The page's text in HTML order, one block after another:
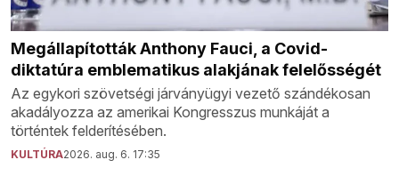
Megállapították Anthony Fauci, a Covid-
diktatúra emblematikus alakjának felelősségét
Az egykori szövetségi járványügyi vezető szándékosan
akadályozza az amerikai Kongresszus munkáját a
történtek felderítésében.
KULTÚRA2026. aug. 6. 17:35